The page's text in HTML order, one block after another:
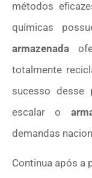
métodos
químicas
armazenada
totalmente
sucesso desse
escalar o
demandas
Continua após a